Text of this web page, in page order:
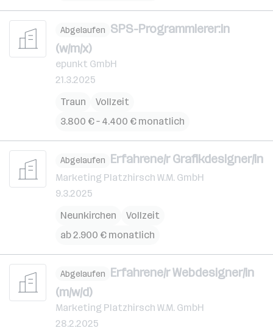
Abgelaufen SPS-Programmierer:in
(w/m/x)
epunkt GmbH
21.3.2025
Traun
Vollzeit
3.800 € – 4.400 € monatlich
Abgelaufen Erfahrene/r Grafikdesigner/in
Marketing Platzhirsch W.M. GmbH
9.3.2025
Neunkirchen
Vollzeit
ab 2.900 € monatlich
Abgelaufen Erfahrene/r Webdesigner/in
(m/w/d)
Marketing Platzhirsch W.M. GmbH
28.2.2025